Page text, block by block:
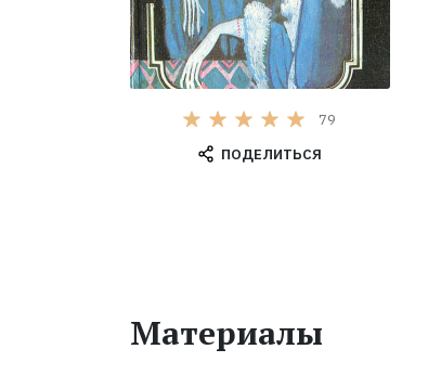
79
ПОДЕЛИТЬСЯ
Материалы